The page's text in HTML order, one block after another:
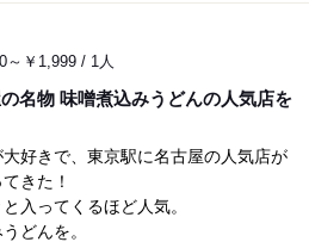
～￥1,999 / 1人
名物 味噌煮込みうどんの人気店を
好きで、東京駅に名古屋の人気店が
きた！
入ってくるほど人気。
どんを。